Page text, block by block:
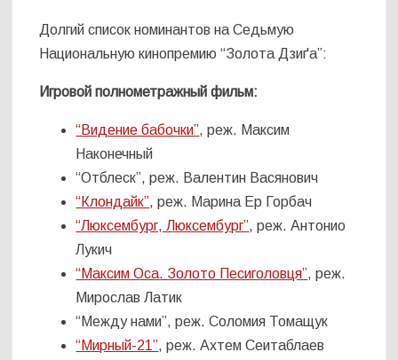
Долгий список номинантов на Седьмую
Национальную кинопремию “Золота Дзиґа”:
Игровой полнометражный фильм:
“Видение бабочки”, реж. Максим
Наконечный
“Отблеск”, реж. Валентин Васянович
“Клондайк”, реж. Марина Ер Горбач
“Люксембург, Люксембург”, реж. Антонио
Лукич
“Максим Оса. Золото Песиголовця”, реж.
Мирослав Латик
“Между нами”, реж. Соломия Томащук
“Мирный-21”, реж. Ахтем Сеитаблаев